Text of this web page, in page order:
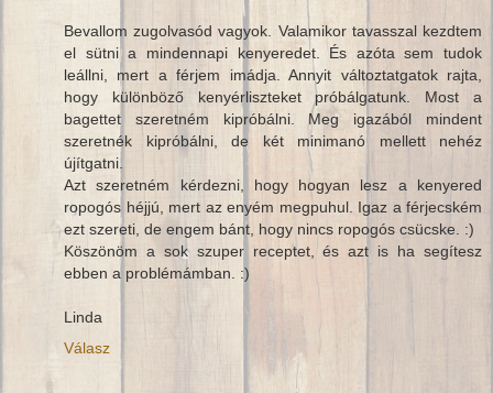
Bevallom zugolvasód vagyok. Valamikor tavasszal kezdtem
el sütni a mindennapi kenyeredet. És azóta sem tudok
leállni, mert a férjem imádja. Annyit változtatgatok rajta,
hogy különböző kenyérliszteket próbálgatunk. Most a
bagettet szeretném kipróbálni. Meg igazából mindent
szeretnék kipróbálni, de két minimanó mellett nehéz
újítgatni.
Azt szeretném kérdezni, hogy hogyan lesz a kenyered
ropogós héjjú, mert az enyém megpuhul. Igaz a férjecském
ezt szereti, de engem bánt, hogy nincs ropogós csücske. :)
Köszönöm a sok szuper receptet, és azt is ha segítesz
ebben a problémámban. :)
Linda
Válasz